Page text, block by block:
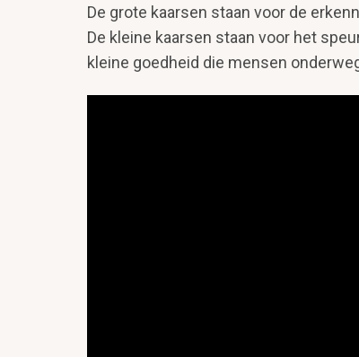
De grote kaarsen staan voor de
De kleine kaarsen staan voor het
kleine goedheid die mensen